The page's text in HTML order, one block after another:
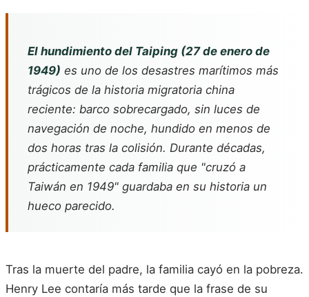
El hundimiento del Taiping (27 de enero de
1949) es uno de los desastres marítimos más
trágicos de la historia migratoria china
reciente: barco sobrecargado, sin luces de
navegación de noche, hundido en menos de
dos horas tras la colisión. Durante décadas,
prácticamente cada familia que "cruzó a
Taiwán en 1949" guardaba en su historia un
hueco parecido.
Tras la muerte del padre, la familia cayó en la pobreza.
Henry Lee contaría más tarde que la frase de su